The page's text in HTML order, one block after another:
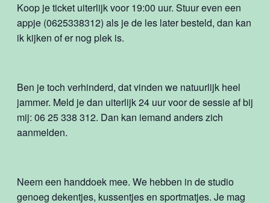
Koop je ticket uiterlijk voor 19:00 uur. Stuur even een
appje (0625338312) als je de les later besteld, dan kan
ik kijken of er nog plek is.
Ben je toch verhinderd, dat vinden we natuurlijk heel
jammer. Meld je dan uiterlijk 24 uur voor de sessie af bij
mij: 06 25 338 312. Dan kan iemand anders zich
aanmelden.
Neem een handdoek mee. We hebben in de studio
genoeg dekentjes, kussentjes en sportmatjes. Je mag